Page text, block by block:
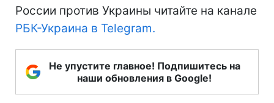
России против Украины читайте на канале
РБК-Украина в Telegram.
Не упустите главное! Подпишитесь на
наши обновления в Google!